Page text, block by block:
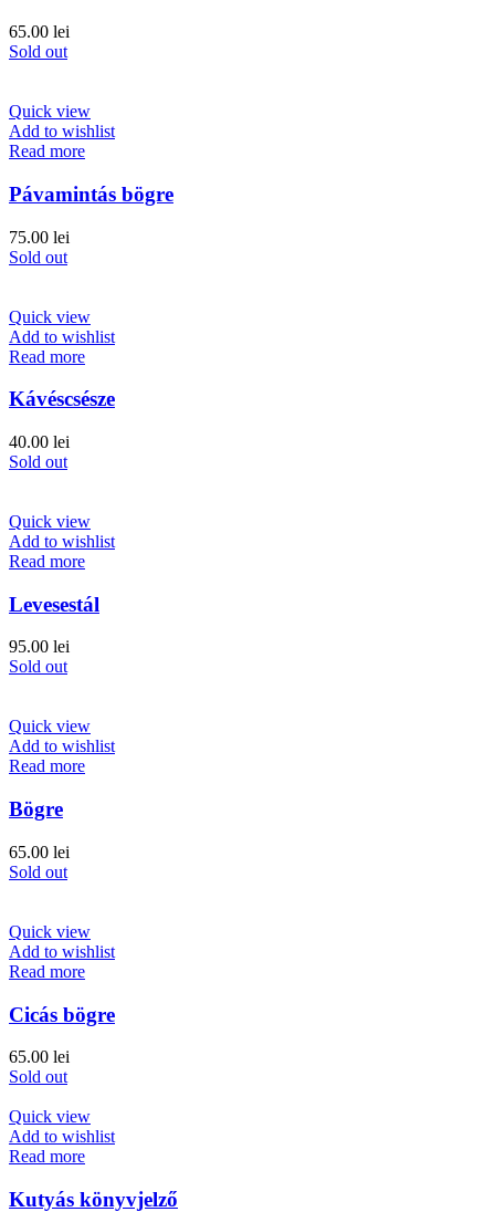
65.00 lei
Sold out
Quick view
Add to wishlist
Read more
Pávamintás bögre
75.00 lei
Sold out
Quick view
Add to wishlist
Read more
Kávéscsésze
40.00 lei
Sold out
Quick view
Add to wishlist
Read more
Levesestál
95.00 lei
Sold out
Quick view
Add to wishlist
Read more
Bögre
65.00 lei
Sold out
Quick view
Add to wishlist
Read more
Cicás bögre
65.00 lei
Sold out
Quick view
Add to wishlist
Read more
Kutyás könyvjelző